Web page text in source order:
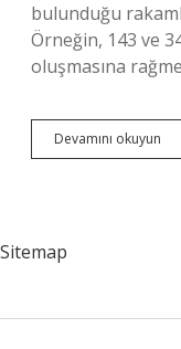
bulunduğu
Örneğin, 143 ve
oluşmasına
Devamını okuyun
Sitemap